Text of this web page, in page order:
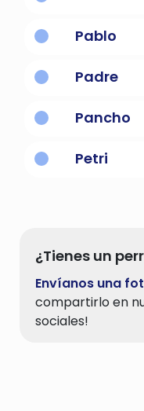
Pablo
Padre
sacerdotes
o la Iglesia
usa con
Pancho
Petri
¿Tienes un
Envíanos una
compartirlo en
sociales!